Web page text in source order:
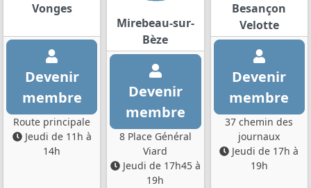
Vonges
Devenir
membre
Route principale
Jeudi de 11h à
14h
Mirebeau-sur-
Bèze
Devenir
membre
8 Place Général
Viard
Jeudi de 17h45 à
19h
Besançon
Velotte
Devenir
membre
37 chemin des
journaux
Jeudi de 17h à
19h